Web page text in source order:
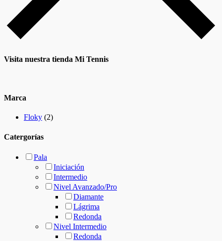
Visita nuestra tienda Mi Tennis
Marca
Floky (2)
Catergorías
Pala
Iniciación
Intermedio
Nivel Avanzado/Pro
Diamante
Lágrima
Redonda
Nivel Intermedio
Redonda